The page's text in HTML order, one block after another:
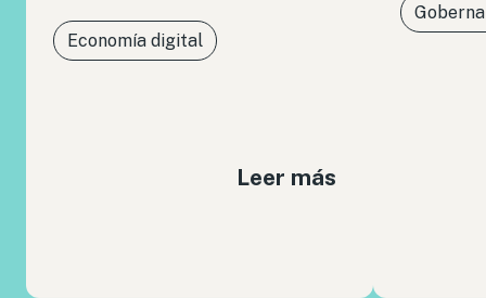
Economía digital
Leer más